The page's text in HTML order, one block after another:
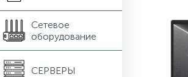
Сетевое
оборудование
СЕРВЕРЫ